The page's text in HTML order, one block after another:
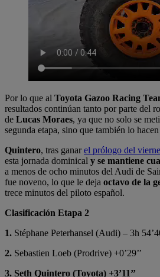
Por lo que al Toyota Gazoo Racing
resultados continúan tanto por parte del
de Lucas Moraes, ya que no solo se
segunda etapa, sino que también lo
Quintero, tras ganarel prólogo del
esta jornada dominical y se mantiene
a menos de ocho minutos del Audi de
fue noveno, lo que le deja octavo de la
trece minutos del piloto español.
Clasificación Etapa 2
1. Stéphane Peterhansel (Audi) – 3h
2. Sebastien Loeb (Prodrive) +0’29’’
3. Seth Quintero (Toyota) +3’11’’